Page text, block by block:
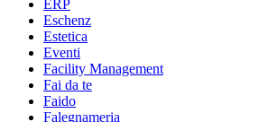
ERP
Eschenz
Estetica
Eventi
Facility Management
Fai da te
Faido
Falegnameria